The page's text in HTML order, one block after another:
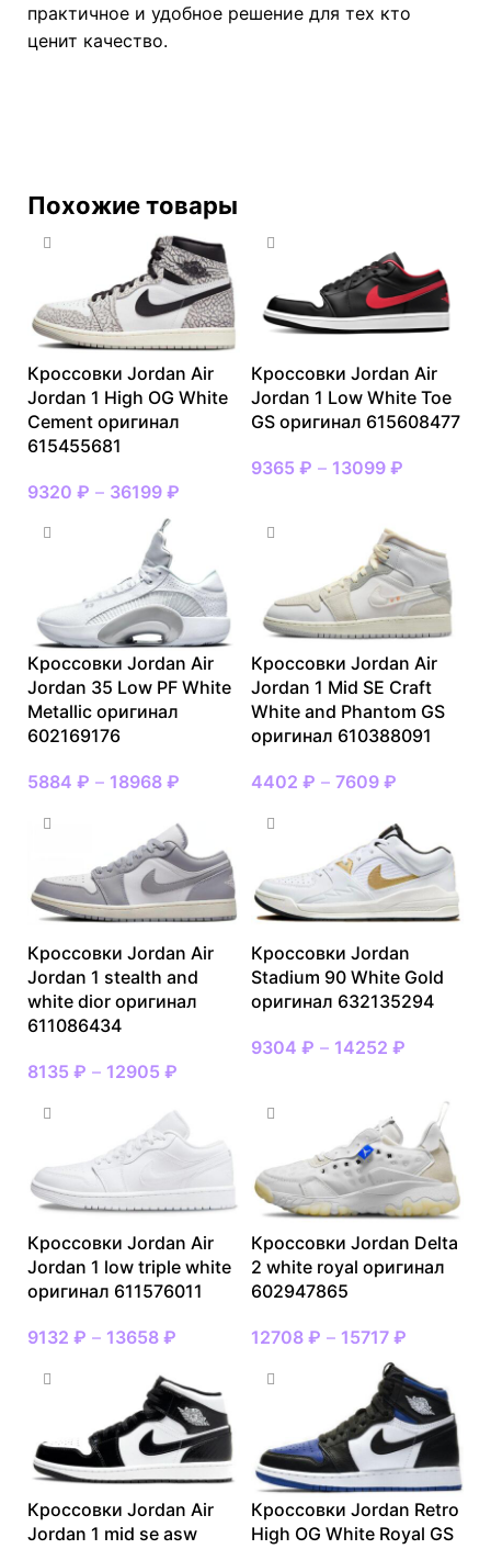
практичное и удобное решение для тех кто
ценит качество.
Похожие товары
Кроссовки Jordan Air
Jordan 1 High OG White
Cement оригинал
615455681
9320 ₽ – 36199 ₽
Кроссовки Jordan Air
Jordan 1 Low White Toe
GS оригинал 615608477
9365 ₽ – 13099 ₽
Кроссовки Jordan Air
Jordan 35 Low PF White
Metallic оригинал
602169176
5884 ₽ – 18968 ₽
Кроссовки Jordan Air
Jordan 1 Mid SE Craft
White and Phantom GS
оригинал 610388091
4402 ₽ – 7609 ₽
Кроссовки Jordan Air
Jordan 1 stealth and
white dior оригинал
611086434
8135 ₽ – 12905 ₽
Кроссовки Jordan
Stadium 90 White Gold
оригинал 632135294
9304 ₽ – 14252 ₽
Кроссовки Jordan Air
Jordan 1 low triple white
оригинал 611576011
9132 ₽ – 13658 ₽
Кроссовки Jordan Delta
2 white royal оригинал
602947865
12708 ₽ – 15717 ₽
Кроссовки Jordan Air
Jordan 1 mid se asw
Кроссовки Jordan Retro
High OG White Royal GS